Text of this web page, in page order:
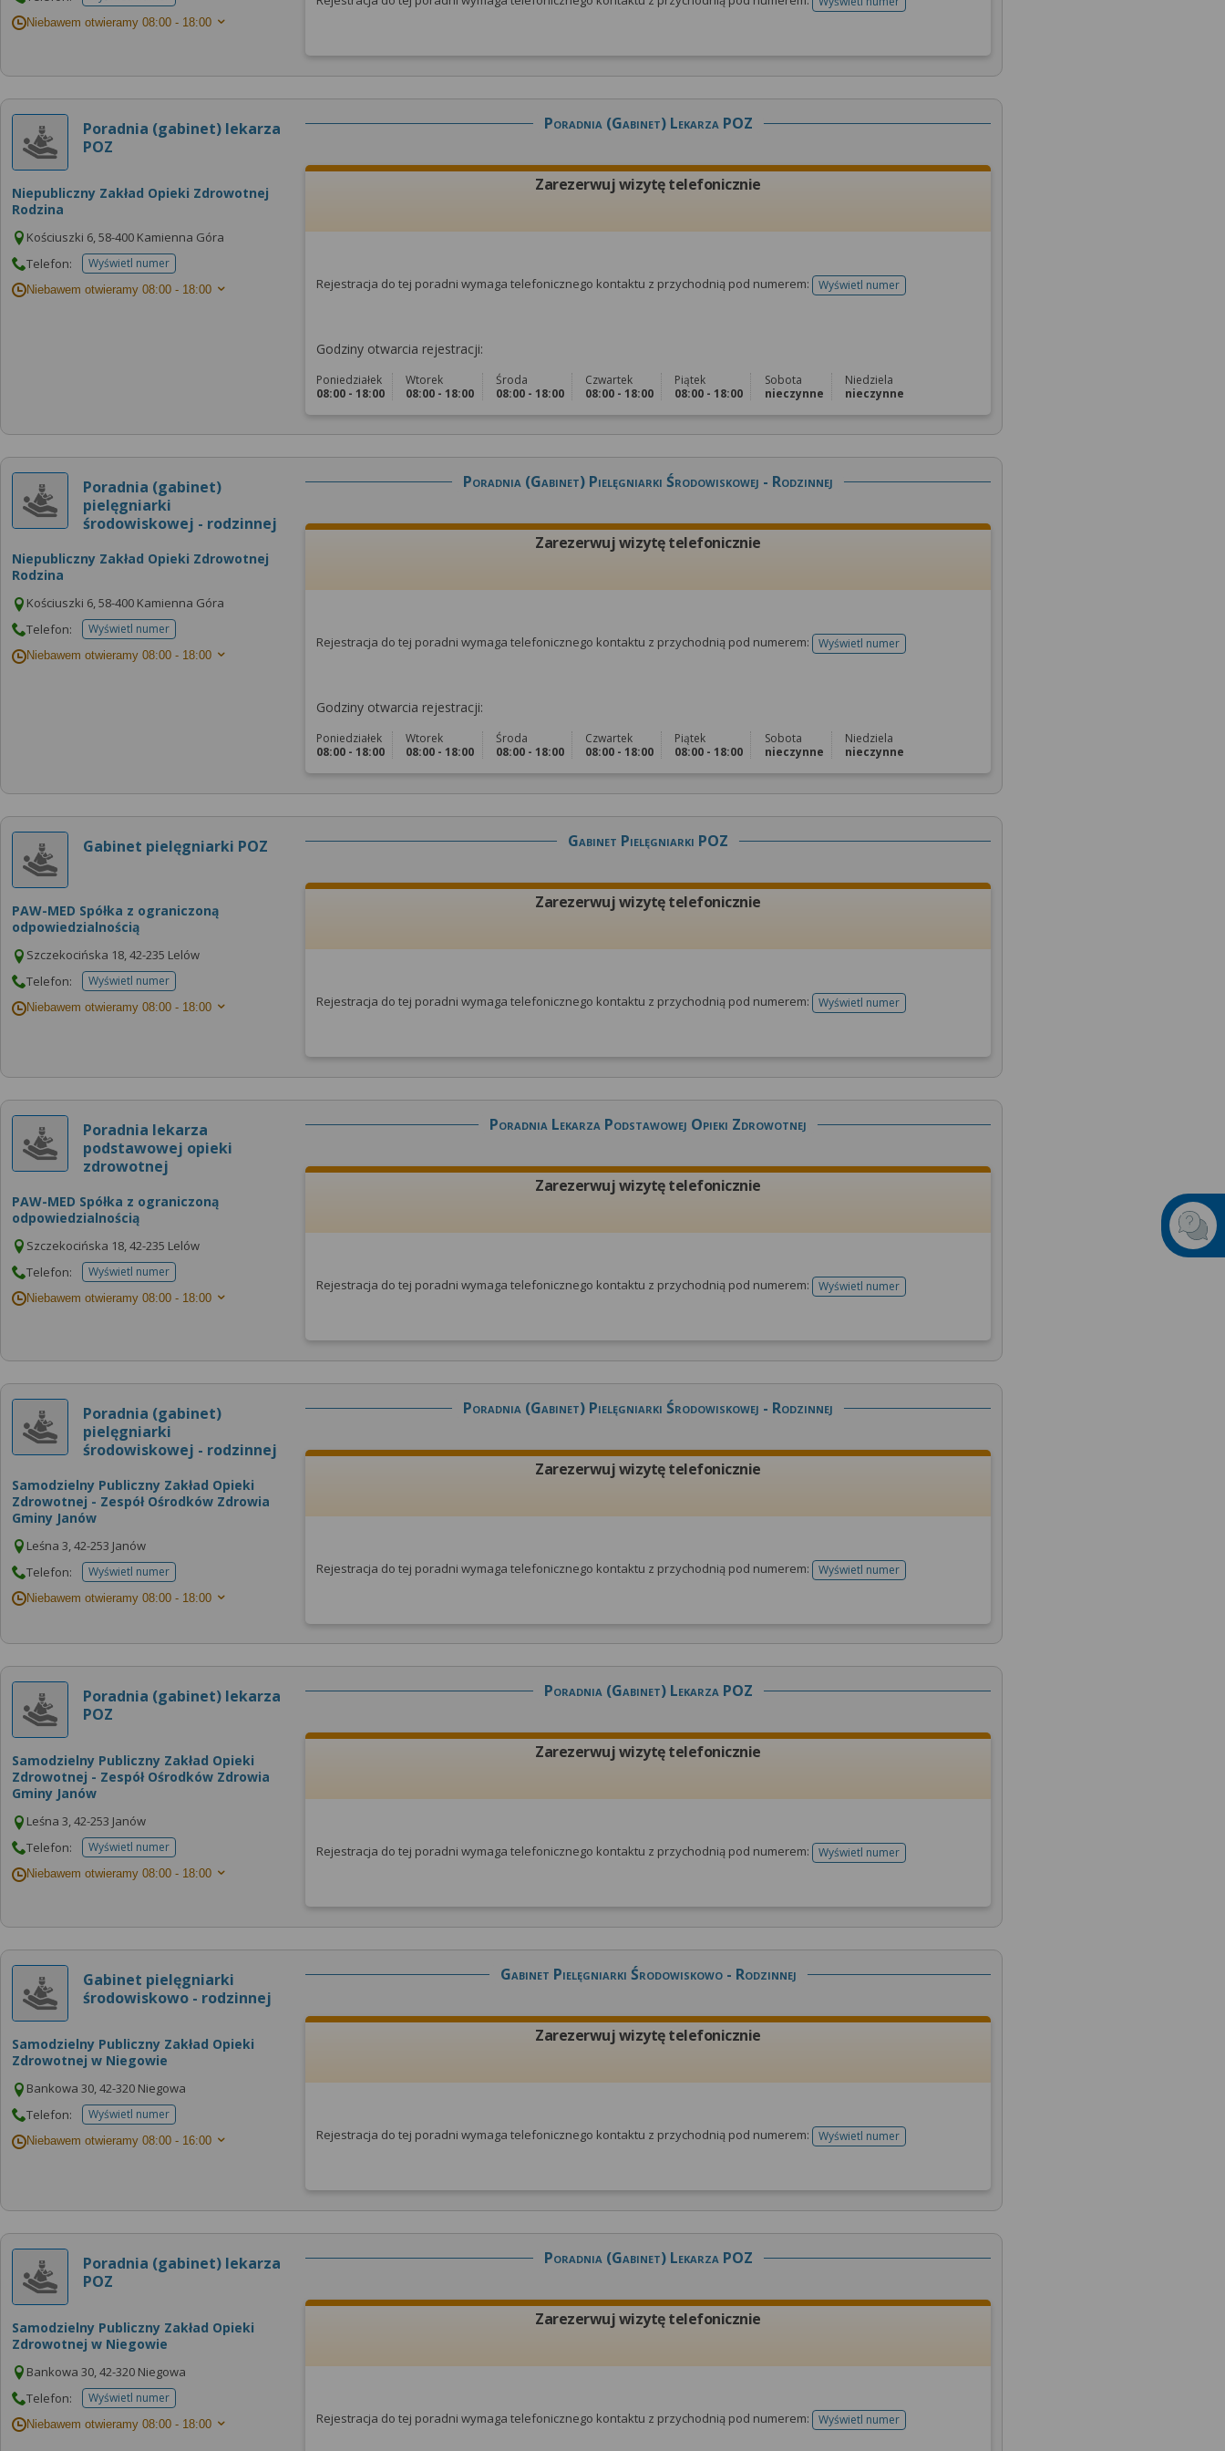
Niebawem otwieramy 08:00 - 18:00
telefonu do rejestracji
Poradnia (gabinet) lekarza
POZ
Niepubliczny Zakład Opieki Zdrowotnej
Rodzina
Kościuszki 6, 58-400 Kamienna Góra
Telefon:
Wyświetl numertelefonu do placowki
Niebawem otwieramy 08:00 - 18:00
Poradnia (gabinet) Lekarza POZ
Zarezerwuj wizytę telefonicznie
Rejestracja do tej poradni wymaga telefonicznego kontaktu z przychodnią pod numerem: Wyświetl numertelefonu do rejestracji
Godziny otwarcia rejestracji:
Poniedziałek
08:00 - 18:00
Wtorek
08:00 - 18:00
Środa
08:00 - 18:00
Czwartek
08:00 - 18:00
Piątek
08:00 - 18:00
Sobota
nieczynne
Niedziela
nieczynne
Poradnia (gabinet)
pielęgniarki
środowiskowej - rodzinnej
Niepubliczny Zakład Opieki Zdrowotnej
Rodzina
Kościuszki 6, 58-400 Kamienna Góra
Telefon:
Wyświetl numertelefonu do placowki
Niebawem otwieramy 08:00 - 18:00
Poradnia (gabinet) Pielęgniarki Środowiskowej - Rodzinnej
Zarezerwuj wizytę telefonicznie
Rejestracja do tej poradni wymaga telefonicznego kontaktu z przychodnią pod numerem: Wyświetl numertelefonu do rejestracji
Godziny otwarcia rejestracji:
Poniedziałek
08:00 - 18:00
Wtorek
08:00 - 18:00
Środa
08:00 - 18:00
Czwartek
08:00 - 18:00
Piątek
08:00 - 18:00
Sobota
nieczynne
Niedziela
nieczynne
Gabinet pielęgniarki POZ
PAW-MED Spółka z ograniczoną
odpowiedzialnością
Szczekocińska 18, 42-235 Lelów
Telefon:
Wyświetl numertelefonu do placowki
Niebawem otwieramy 08:00 - 18:00
Gabinet Pielęgniarki POZ
Zarezerwuj wizytę telefonicznie
Rejestracja do tej poradni wymaga telefonicznego kontaktu z przychodnią pod numerem: Wyświetl numertelefonu do rejestracji
Poradnia lekarza
podstawowej opieki
zdrowotnej
PAW-MED Spółka z ograniczoną
odpowiedzialnością
Szczekocińska 18, 42-235 Lelów
Telefon:
Wyświetl numertelefonu do placowki
Niebawem otwieramy 08:00 - 18:00
Poradnia Lekarza Podstawowej Opieki Zdrowotnej
Zarezerwuj wizytę telefonicznie
Rejestracja do tej poradni wymaga telefonicznego kontaktu z przychodnią pod numerem: Wyświetl numertelefonu do rejestracji
Poradnia (gabinet)
pielęgniarki
środowiskowej - rodzinnej
Samodzielny Publiczny Zakład Opieki
Zdrowotnej - Zespół Ośrodków Zdrowia
Gminy Janów
Leśna 3, 42-253 Janów
Telefon:
Wyświetl numertelefonu do placowki
Niebawem otwieramy 08:00 - 18:00
Poradnia (gabinet) Pielęgniarki Środowiskowej - Rodzinnej
Zarezerwuj wizytę telefonicznie
Rejestracja do tej poradni wymaga telefonicznego kontaktu z przychodnią pod numerem: Wyświetl numertelefonu do rejestracji
Poradnia (gabinet) lekarza
POZ
Samodzielny Publiczny Zakład Opieki
Zdrowotnej - Zespół Ośrodków Zdrowia
Gminy Janów
Leśna 3, 42-253 Janów
Telefon:
Wyświetl numertelefonu do placowki
Niebawem otwieramy 08:00 - 18:00
Poradnia (gabinet) Lekarza POZ
Zarezerwuj wizytę telefonicznie
Rejestracja do tej poradni wymaga telefonicznego kontaktu z przychodnią pod numerem: Wyświetl numertelefonu do rejestracji
Gabinet pielęgniarki
środowiskowo - rodzinnej
Samodzielny Publiczny Zakład Opieki
Zdrowotnej w Niegowie
Bankowa 30, 42-320 Niegowa
Telefon:
Wyświetl numertelefonu do placowki
Niebawem otwieramy 08:00 - 16:00
Gabinet Pielęgniarki Środowiskowo - Rodzinnej
Zarezerwuj wizytę telefonicznie
Rejestracja do tej poradni wymaga telefonicznego kontaktu z przychodnią pod numerem: Wyświetl numertelefonu do rejestracji
Poradnia (gabinet) lekarza
POZ
Samodzielny Publiczny Zakład Opieki
Zdrowotnej w Niegowie
Bankowa 30, 42-320 Niegowa
Telefon:
Wyświetl numertelefonu do placowki
Niebawem otwieramy 08:00 - 18:00
Poradnia (gabinet) Lekarza POZ
Zarezerwuj wizytę telefonicznie
Rejestracja do tej poradni wymaga telefonicznego kontaktu z przychodnią pod numerem: Wyświetl numertelefonu do rejestracji